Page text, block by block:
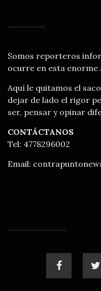
Somos reporteros
ocurre en esta enorme
Aquí le quitamos el
dejar de lado el rigor
ser, pensar y opinar
CONTÁCTANOS
Tel: 4778296002
Email: